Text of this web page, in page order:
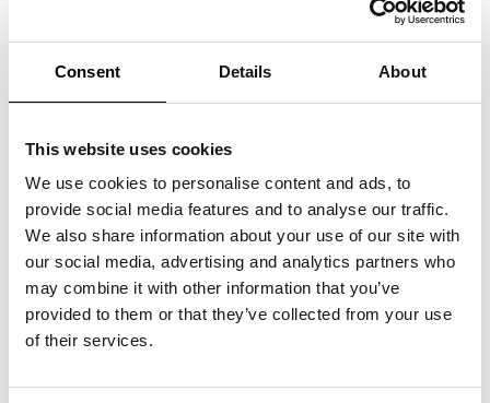
Consent Details About
This website uses cookies
We use cookies to personalise content and ads, to
provide social media features and to analyse our traffic.
We also share information about your use of our site with
our social media, advertising and analytics partners who
may combine it with other information that you’ve
provided to them or that they’ve collected from your use
of their services.
att avtalet om köp har kommit till stånd huvudsakligen genom
agentens medverkan under den tid agenten hade sitt uppdrag och
att avtalet om köp har ingåtts inom skälig tid efter att agentens
uppdrag upphörde.
För att ett avtal om köp ska anses ha kommit till stånd huvudsakligen
genom agentens medverkan förutsätts att det arbete agenten har utfört
har varit förberedande till det slutliga avtalet och att agentens arbete har
varit den huvudsakliga orsaken till att det blivit ett avtal. I praktiken kan
detta innebära att agenten exempelvis har lämnat en offert till kunden